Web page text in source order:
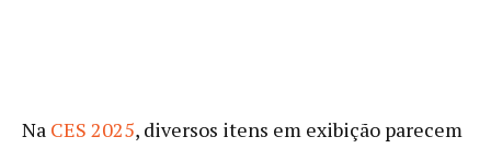
Na CES 2025, diversos itens em exibição parecem